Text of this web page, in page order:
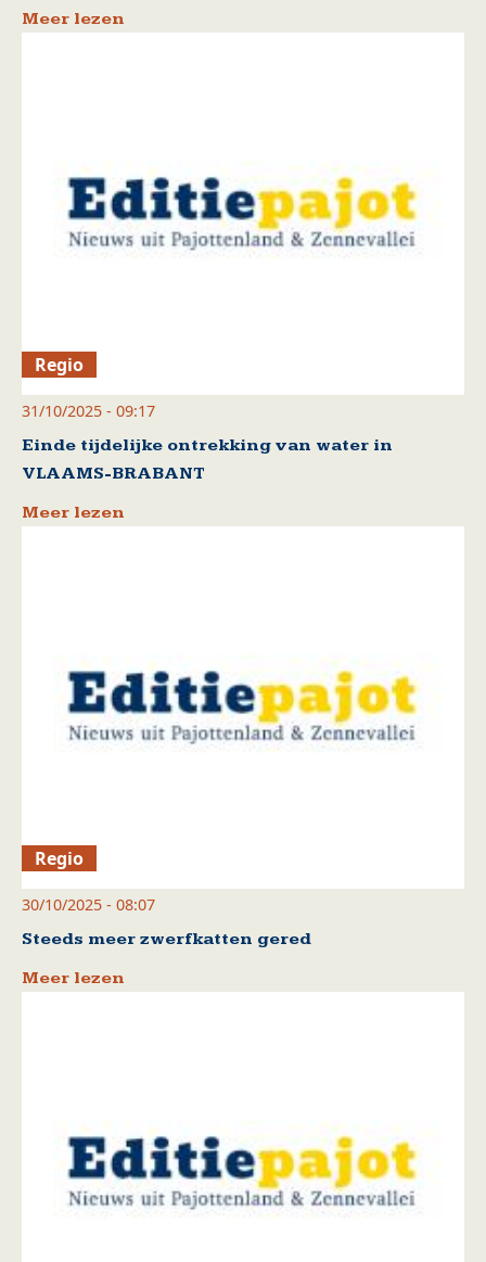
Meer lezen
Regio
31/10/2025 - 09:17
Einde tijdelijke ontrekking van water in
VLAAMS-BRABANT
Meer lezen
Regio
30/10/2025 - 08:07
Steeds meer zwerfkatten gered
Meer lezen